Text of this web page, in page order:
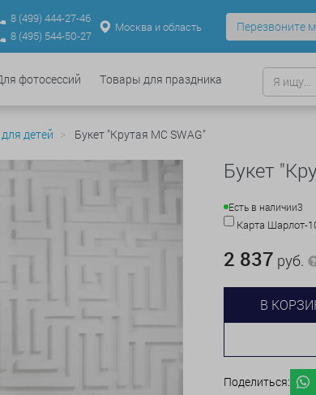
8 (499) 444-27-46
8 (495) 544-50-27
Москва и область Перезвоните
фотосессий Товары для праздника
детей Букет "Крутая MC SWAG"
Букет
Есть в наличии3
Карта Шарлот-
2 837 руб.
В
Поделиться: